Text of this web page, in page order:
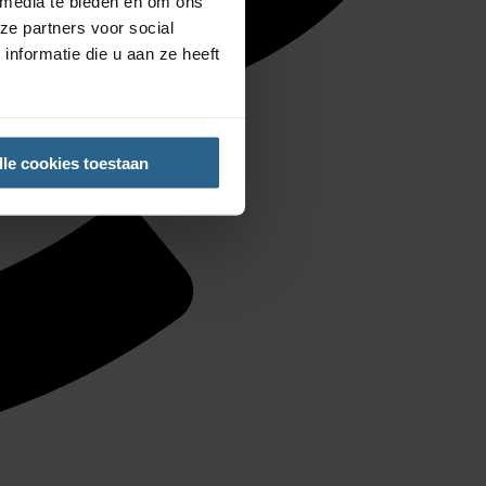
partners voor social
die u aan ze heeft
cookies toestaan